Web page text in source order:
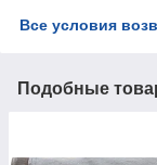
Все условия
Подобные